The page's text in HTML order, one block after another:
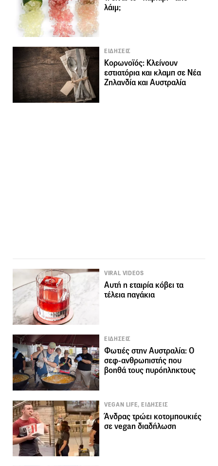
λάιμ;
ΕΙΔΗΣΕΙΣ
Κορωνοϊός: Κλείνουν
εστιατόρια και κλαμπ σε Νέα
Ζηλανδία και Αυστραλία
VIRAL VIDEOS
Αυτή η εταιρία κόβει τα
τέλεια παγάκια
ΕΙΔΗΣΕΙΣ
Φωτιές στην Αυστραλία: Ο
σεφ-ανθρωπιστής που
βοηθά τους πυρόπληκτους
VEGAN LIFE, ΕΙΔΗΣΕΙΣ
Άνδρας τρώει κοτομπουκιές
σε vegan διαδήλωση